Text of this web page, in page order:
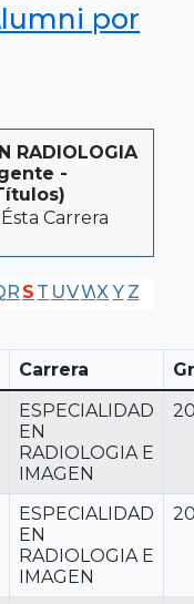
por
RADIOLOGIA
-
Carrera
R S T UVWX Y Z
Carrera
ESPECIALIDAD
EN
RADIOLOGIA E
IMAGEN
ESPECIALIDAD
EN
RADIOLOGIA E
IMAGEN